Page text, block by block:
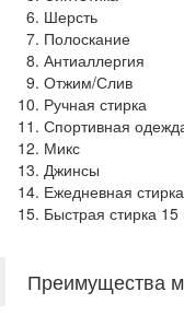
Шерсть
Полоскание
Антиаллергия
Отжим/Слив
Ручная стирка
Спортивная
Микс
Джинсы
Ежедневная
Быстрая стирка
Преимущества